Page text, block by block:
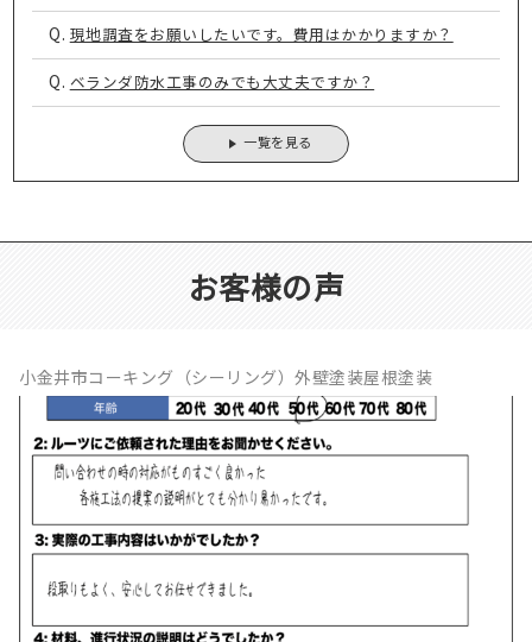
Q. 現地調査をお願いしたいです。費用はかかりますか？
Q. ベランダ防水工事のみでも大丈夫ですか？
一覧を見る
お客様の声
小金井市コーキング（シーリング）外壁塗装屋根塗装